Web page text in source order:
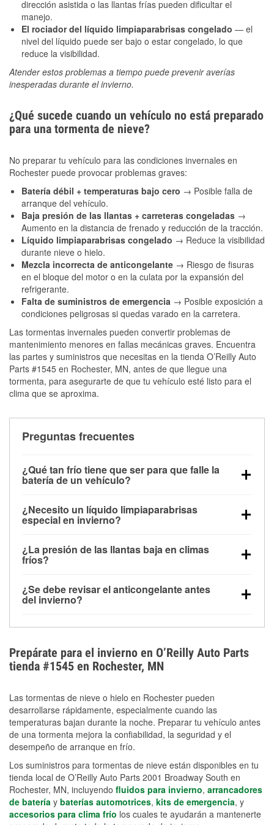
dirección asistida o las llantas frías pueden dificultar el
manejo.
El rociador del líquido limpiaparabrisas congelado — el
nivel del líquido puede ser bajo o estar congelado, lo que
reduce la visibilidad.
Atender estos problemas a tiempo puede prevenir averías
inesperadas durante el invierno.
¿Qué sucede cuando un vehículo no está preparado
para una tormenta de nieve?
No preparar tu vehículo para las condiciones invernales en
Rochester puede provocar problemas graves:
Batería débil + temperaturas bajo cero → Posible falla de
arranque del vehículo.
Baja presión de las llantas + carreteras congeladas →
Aumento en la distancia de frenado y reducción de la tracción.
Líquido limpiaparabrisas congelado → Reduce la visibilidad
durante nieve o hielo.
Mezcla incorrecta de anticongelante → Riesgo de fisuras
en el bloque del motor o en la culata por la expansión del
refrigerante.
Falta de suministros de emergencia → Posible exposición a
condiciones peligrosas si quedas varado en la carretera.
Las tormentas invernales pueden convertir problemas de
mantenimiento menores en fallas mecánicas graves. Encuentra
las partes y suministros que necesitas en la tienda O’Reilly Auto
Parts #1545 en Rochester, MN, antes de que llegue una
tormenta, para asegurarte de que tu vehículo esté listo para el
clima que se aproxima.
Preguntas frecuentes
¿Qué tan frío tiene que ser para que falle la
batería de un vehículo?
debajo de los 32 °F y puede perder hasta la mitad de
su potencia de arranque cerca de los 0 °F, lo que
arranque.
¿Necesito un líquido limpiaparabrisas
especial en invierno?
la congelación y ayuda a disolver la sal y la nieve
derretida en la carretera para mejorar la visibilidad.
¿La presión de las llantas baja en climas
fríos?
alrededor de 1 PSI por cada 10 °F que baja la
temperatura. Puedes obtener más información sobre
¿Se debe revisar el anticongelante antes
del invierno?
el sobrecalentamiento en condiciones de frío
extremo. Aprende cómo comprobar la protección
anticongelante en nuestra sección How-To.
Prepárate para el invierno en O’Reilly Auto Parts
tienda #1545 en Rochester, MN
Las tormentas de nieve o hielo en Rochester pueden
desarrollarse rápidamente, especialmente cuando las
temperaturas bajan durante la noche. Preparar tu vehículo antes
de una tormenta mejora la confiabilidad, la seguridad y el
desempeño de arranque en frío.
Los suministros para tormentas de nieve están disponibles en tu
tienda local de O’Reilly Auto Parts 2001 Broadway South en
Rochester, MN, incluyendo fluidos para invierno, arrancadores
de batería y baterías automotrices, kits de emergencia, y
accesorios para clima frío los cuales te ayudarán a mantenerte